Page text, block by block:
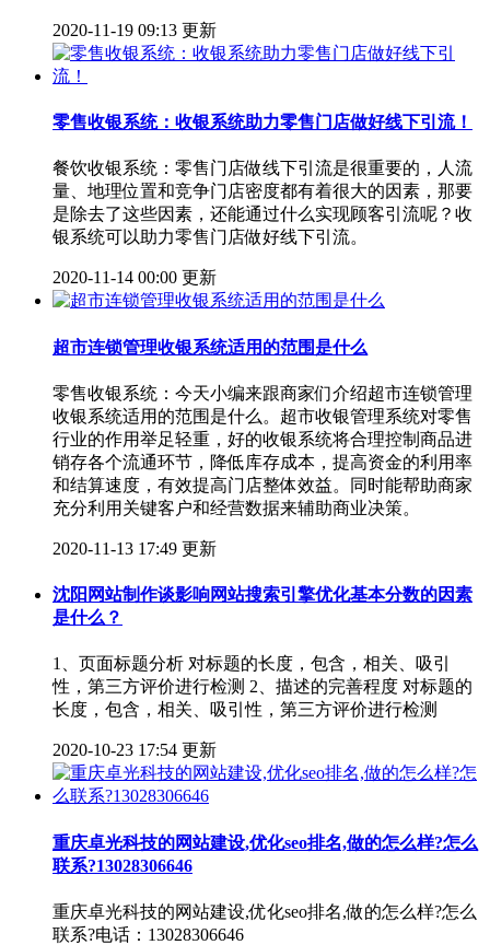
2020-11-19 09:13 更新
零售收银系统：收银系统助力零售门店做好线下引流！
餐饮收银系统：零售门店做线下引流是很重要的，人流
量、地理位置和竞争门店密度都有着很大的因素，那要
是除去了这些因素，还能通过什么实现顾客引流呢？收
银系统可以助力零售门店做好线下引流。
2020-11-14 00:00 更新
超市连锁管理收银系统适用的范围是什么
零售收银系统：今天小编来跟商家们介绍超市连锁管理
收银系统适用的范围是什么。超市收银管理系统对零售
行业的作用举足轻重，好的收银系统将合理控制商品进
销存各个流通环节，降低库存成本，提高资金的利用率
和结算速度，有效提高门店整体效益。同时能帮助商家
充分利用关键客户和经营数据来辅助商业决策。
2020-11-13 17:49 更新
沈阳网站制作谈影响网站搜索引擎优化基本分数的因素
是什么？
1、页面标题分析 对标题的长度，包含，相关、吸引
性，第三方评价进行检测 2、描述的完善程度 对标题的
长度，包含，相关、吸引性，第三方评价进行检测
2020-10-23 17:54 更新
重庆卓光科技的网站建设,优化seo排名,做的怎么样?怎么
联系?13028306646
重庆卓光科技的网站建设,优化seo排名,做的怎么样?怎么
联系?电话：13028306646